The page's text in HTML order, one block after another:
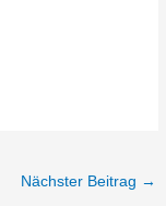
Nächster Beitrag →